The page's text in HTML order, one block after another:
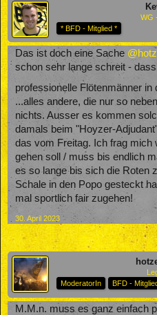
WG
* BFD - Mitglied *
Das ist doch eine Sache
schon sehr lange schreit -
professionelle Flötenmänner in
...alles andere, die nur so
nichts. Ausser es kommen
damals beim "Hoyzer-
das vom Freitag. Ich frag mich
gehen soll / muss bis endlich
es so lange bis sich die Roten
Schale in den Popo gesteckt
mal sportlich fair zugehen!
30. April 2023
ModeratorIn
BFD -
M.M.n. muss es ganz einfach